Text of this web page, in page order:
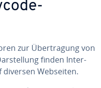
zur Über­tra­gung von
finden In­ter­
Webseiten.